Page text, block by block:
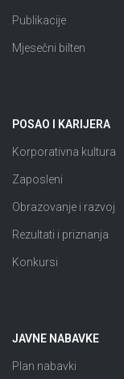
Publikacije
Mjesečni bilten
POSAO I KARIJERA
Korporativna kultura
Zaposleni
Obrazovanje i razvoj
Rezultati i priznanja
Konkursi
JAVNE NABAVKE
Plan nabavki